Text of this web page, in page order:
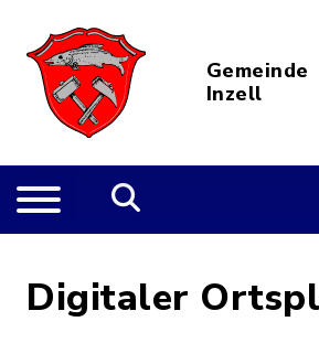
Gemeinde
Inzell
Digitaler